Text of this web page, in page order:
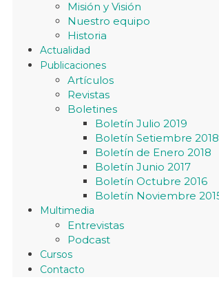
Misión y Visión
Nuestro equipo
Historia
Actualidad
Publicaciones
Artículos
Revistas
Boletines
Boletín Julio 2019
Boletín Setiembre 2018
Boletín de Enero 2018
Boletín Junio 2017
Boletín Octubre 2016
Boletín Noviembre
Multimedia
Entrevistas
Podcast
Cursos
Contacto